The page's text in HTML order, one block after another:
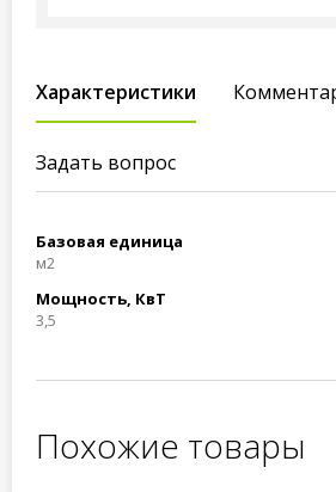
Характеристики
Задать вопрос
Базовая единица
м2
Мощность, КвТ
3,5
Похожие товары